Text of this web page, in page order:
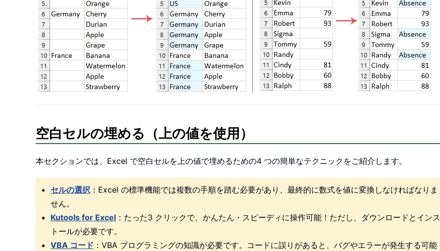
空白セルの埋める（上の値を使用）
本セクションでは、Excel で空白セルを上の値で埋めるための4 つの簡単なテクニックをご紹介します。
セルの選択 ：Excel の標準機能では複数の手順を踏む必要があり、最終的に数式を値に変換しなければなりま
せん。
Kutools for Excel ：たった3 クリックで、かんたん・スピーディに操作可能！ただし、ダウンロードとインス
トールが必要です。
VBA コード ：VBA プログラミングの知識が必要です。コードに誤りがあると、バグやエラーが発生する可能